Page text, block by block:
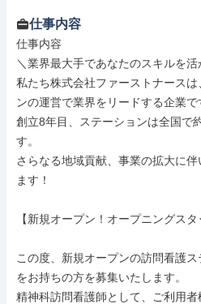
仕事内容
仕事内容
＼業界最大手であなたのスキルを
私たち株式会社ファーストナース
ンの運営で業界をリードする企業で
創立8年目、ステーションは全国で
す。
さらなる地域貢献、事業の拡大に
ます！
【新規オープン！オープニングスタ
この度、新規オープンの訪問看護
をお持ちの方を募集いたします。
精神科訪問看護師として、ご利用